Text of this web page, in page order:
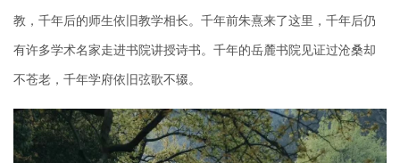
教，千年后的师生依旧教学相长。千年前朱熹来了这里，千年后仍
有许多学术名家走进书院讲授诗书。 千年的岳麓书院见证过沧桑却
不苍老，千年学府依旧弦歌不辍。